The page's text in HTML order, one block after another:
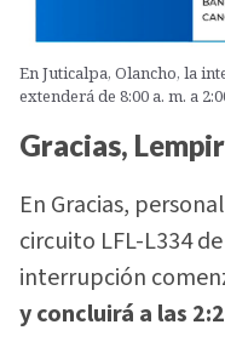
En Juticalpa, Olancho, la
extenderá de 8:00 a. m. a
Gracias,
En Gracias,
circuito LFL-L334
interrupción
y concluirá a las